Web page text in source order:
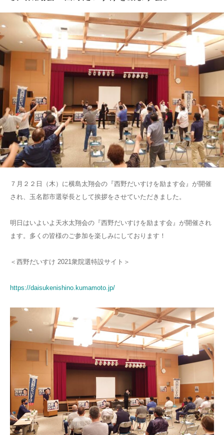
７月２２日（木）に横島太翔会の『西野だいすけを励ます会』が開催
され、玉名郡市選挙長として挨拶をさせていただきました。
明日はいよいよ天水太翔会の『西野だいすけを励ます会』が開催され
ます。多くの皆様のご参加を楽しみにしております！
＜西野だいすけ 2021衆院選特設サイト＞
https://daisukenishino.kumamoto.jp/